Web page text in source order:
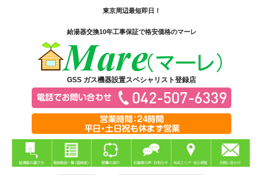
東京周辺最短即日！
給湯器交換10年工事保証で格安価格のマーレ
GSS ガス機器設置スペシャリスト登録店